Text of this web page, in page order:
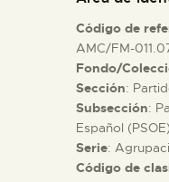
█
EL
Código de
AMC/FM-
Fondo/
Sección:
Subsección:
Español (PSOE)
Serie:
Código de